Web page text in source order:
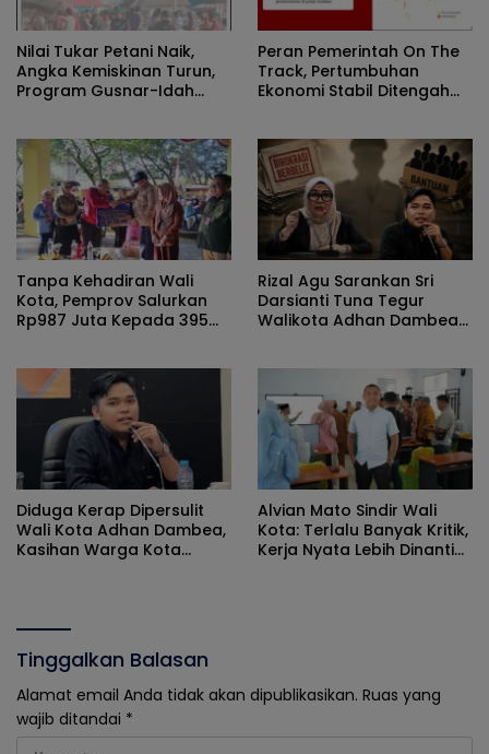
Nilai Tukar Petani Naik,
Angka Kemiskinan Turun,
Program Gusnar-Idah
Peran Pemerintah On The
Track, Pertumbuhan
Ekonomi Stabil Ditengah
Tanpa Kehadiran Wali
Kota, Pemprov Salurkan
Rp987 Juta Kepada 395
Rizal Agu Sarankan Sri
Darsianti Tuna Tegur
Walikota Adhan Dambea
Diduga Kerap Dipersulit
Wali Kota Adhan Dambea,
Kasihan Warga Kota
Alvian Mato Sindir Wali
Kota: Terlalu Banyak Kritik,
Kerja Nyata Lebih Dinanti
Tinggalkan Balasan
Alamat email Anda tidak akan dipublikasikan. Ruas yang
wajib ditandai *